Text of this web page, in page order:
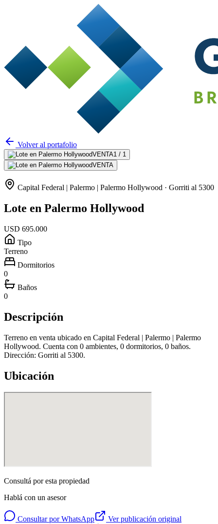
Volver al portafolio
VENTA1 / 1
VENTA
Capital Federal | Palermo | Palermo Hollywood · Gorriti al 5300
Lote en Palermo Hollywood
USD 695.000
Tipo
Terreno
Dormitorios
0
Baños
0
Descripción
Terreno en venta ubicado en Capital Federal | Palermo | Palermo
Hollywood. Cuenta con 0 ambientes, 0 dormitorios, 0 baños.
Dirección: Gorriti al 5300.
Ubicación
Consultá por esta propiedad
Hablá con un asesor
Consultar por WhatsApp Ver publicación original